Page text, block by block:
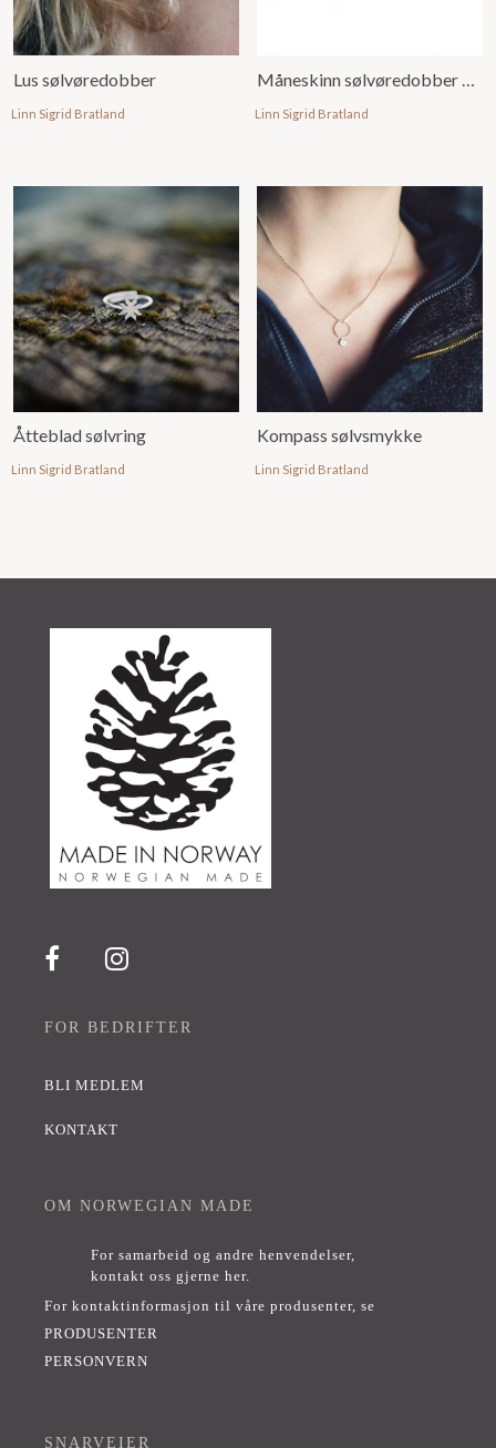
Lus sølvøredobber
Linn Sigrid Bratland Linn Sigrid Bratland
Åtteblad sølvring
Linn Sigrid Bratland
Kompass sølvsmykke
Linn Sigrid Bratland
FOR BEDRIFTER
BLI MEDLEM
KONTAKT
OM NORWEGIAN MADE
For samarbeid og andre henvendelser,
kontakt oss gjerne her.
For kontaktinformasjon til våre produsenter, se
PRODUSENTER
PERSONVERN
SNARVEIER